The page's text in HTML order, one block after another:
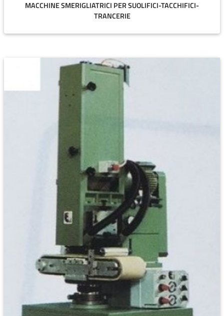
MACCHINE SMERIGLIATRICI PER SUOLIFICI-TACCHIFICI-
TRANCERIE